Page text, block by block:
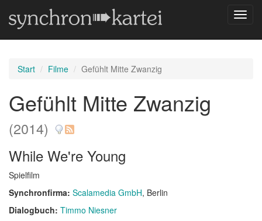
Start Filme Gefühlt Mitte Zwanzig
Gefühlt Mitte Zwanzig
(2014)
While We're Young
Spielfilm
Synchronfirma: Scalamedia GmbH, Berlin
Dialogbuch: Timmo Niesner